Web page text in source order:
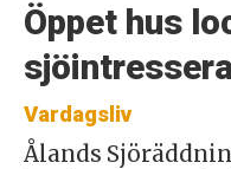
Öppet hus
Vardagsliv
Ålands